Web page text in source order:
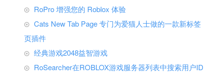
RoPro 增强您的 Roblox 体验
Cats New Tab Page 专门为爱猫人士做的一款新标签
页插件
经典游戏2048益智游戏
RoSearcher在ROBLOX游戏服务器列表中搜索用户ID